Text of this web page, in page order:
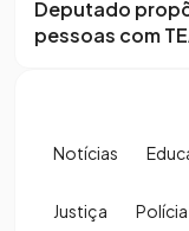
Deputado
pessoas com
Notícias
Justiça Polícia